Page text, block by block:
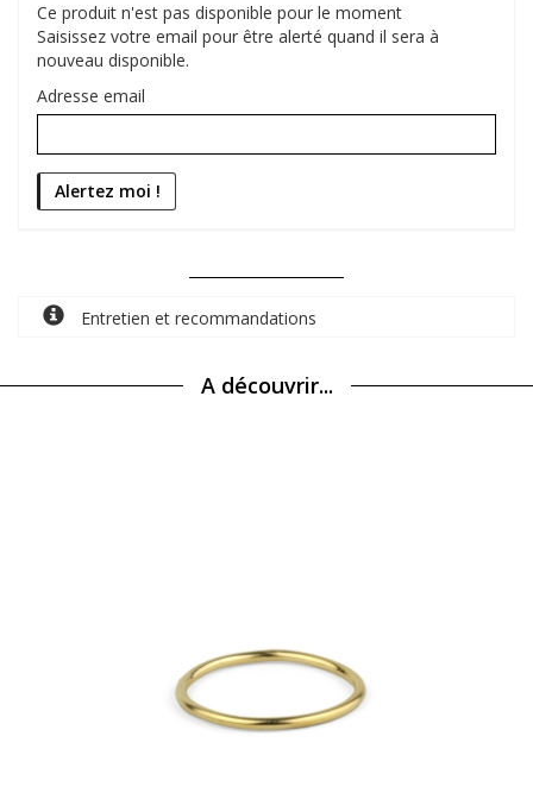
Ce produit n'est pas disponible pour le moment
Saisissez votre email pour être alerté quand il sera à
nouveau disponible.
Adresse email
Entretien et recommandations
A découvrir...